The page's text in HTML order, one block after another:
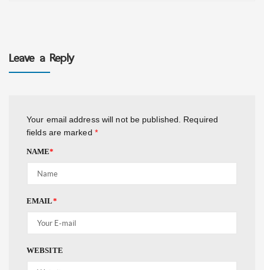
Leave a Reply
Your email address will not be published. Required
fields are marked *
NAME*
EMAIL*
WEBSITE